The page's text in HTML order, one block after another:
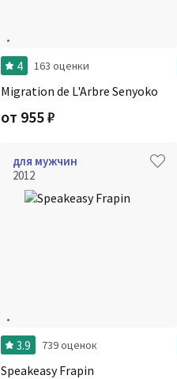
4 163 оценки
Migration de L'Arbre Senyoko
от 955₽
для мужчин
2012
3.9 739 оценок
Speakeasy Frapin